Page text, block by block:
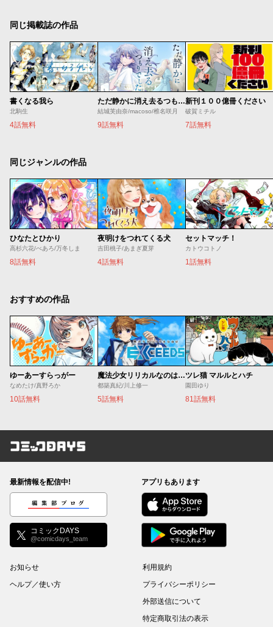
同じ掲載誌の作品
書くなる我ら
北駒生
4話無料
ただ静かに消え去るつもりでした
結城芙由奈/macoso/椎名咲月
9話無料
新刊１００億冊ください
破賀ミチル
7話無料
同じジャンルの作品
ひなたとひかり
高杉六花/べあろ/万冬しま
8話無料
夜明けをつれてくる犬
吉田桃子/あまぎ夏芽
4話無料
セットマッチ！
カトウコトノ
1話無料
おすすめの作品
ゆーあーすらっがー
なめたけ/真野ろか
10話無料
魔法少女リリカルなのは EXCEEDS
都築真紀/川上修一
5話無料
ツレ猫 マルルとハチ
園田ゆり
81話無料
コミックDAYS
最新情報を配信中!
編集部ブログ
コミックDAYS
@comicdays_team
アプリもあります
お知らせ
ヘルプ／使い方
利用規約
プライバシーポリシー
外部送信について
特定商取引法の表示